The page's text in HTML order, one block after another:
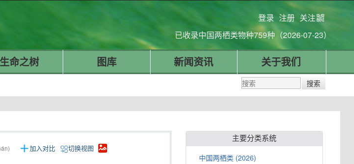
登录 注册 关注
已收录中国两栖类物种759种（2026-07-23）
生命之树 图库 新闻资讯 关于我们
加入对比 切换视图
主要分类系统
中国两栖类 (2026)